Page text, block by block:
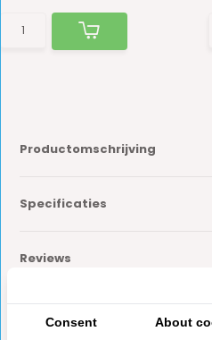
Productomschrijving
Specificaties
Reviews
Consent About